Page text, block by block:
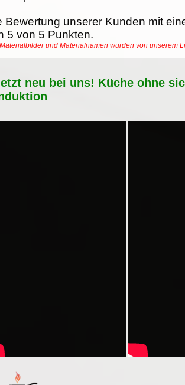
Bewertung unserer Kunden mit
5 von 5 Punkten.
und Materialnamen wurden von unserem
neu bei uns! Küche ohne